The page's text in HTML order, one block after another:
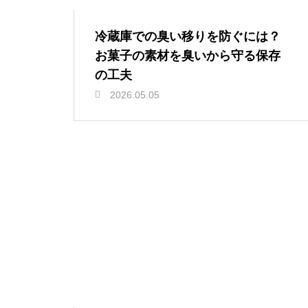
冷蔵庫での臭い移りを防ぐには？
お菓子の素材を臭いから守る保存
の工夫
2026.05.05